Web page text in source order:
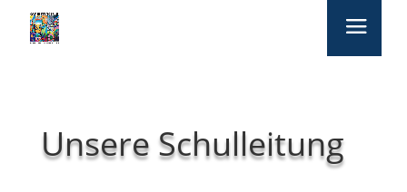
Unsere Schulleitung